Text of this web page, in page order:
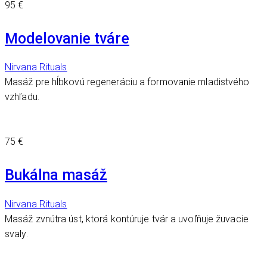
95 €
Modelovanie tváre
Nirvana Rituals
Masáž pre hĺbkovú regeneráciu a formovanie mladistvého
vzhľadu.
75 €
Bukálna masáž
Nirvana Rituals
Masáž zvnútra úst, ktorá kontúruje tvár a uvoľňuje žuvacie
svaly.